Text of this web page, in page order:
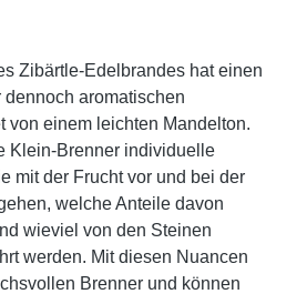
77723E-Mail:
Informationen:
und Lukas Wild
handgerollten Zigarre. Auch
oder dunklem
Haselnussbutter.
der wilden Schlehe
Schwarzwald Art der
1-20
WILD
Zibärtle-Edelbrandes hat einen
dennoch aromatischen
von einem leichten Mandelton.
Klein-Brenner individuelle
mit der Frucht vor und bei der
welche Anteile davon
wieviel von den Steinen
werden. Mit diesen Nuancen
Brenner und können